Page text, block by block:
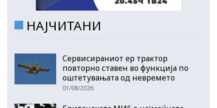
НАЈЧИТАНИ
Сервисираниот ер трактор
повторно ставен во функција по
оштетувањата од невремето
01/08/2026